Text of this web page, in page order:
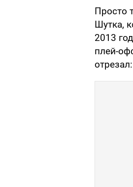
Просто
Шутка,
2013
плей-